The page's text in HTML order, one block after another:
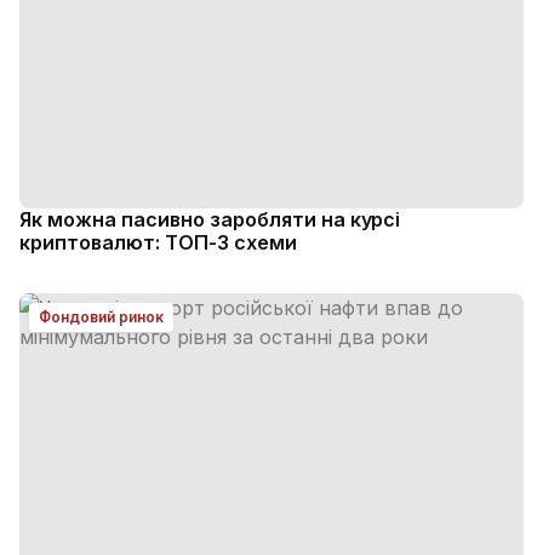
Як можна пасивно заробляти на курсі
криптовалют: ТОП-3 схеми
Фондовий ринок